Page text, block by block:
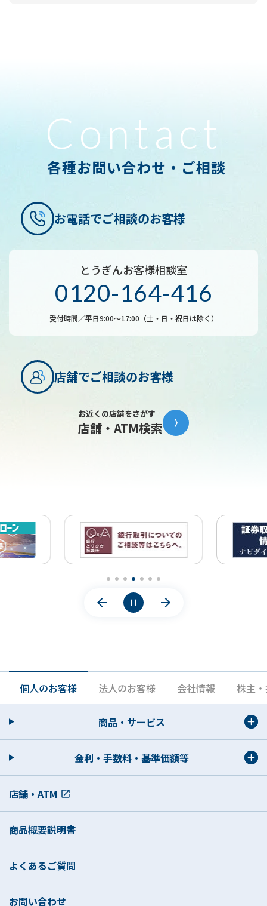
一部について委託された場合等において、委
託された当該業務を適切に遂行するため
お客さまとの契約や法令等に基づく権利の行
使や業務の履行のため
実施等による金融商品やサービスの研究や開
ダイレクトメールの発送等、金融商品やサー
ビスに関する各種ご提案のため
お客さまに対し、お取引内容、お預り残高な
どの報告を行うため
に履行するため
なお、特定の個人情報の利用目的が、法令等に基
づき限定されている場合には、当該利用目的以外
銀行法施行規則等により、人種、信条、門地、本籍
等、保健医療または犯罪経歴についての情報等の特別
の非公開情報は、適切な業務運営その他の必要と認め
られる目的以外の目的に利用・第三者提供いたしませ
私（共）は、本契約に係る情報を含む私（共）に
じ。）が本契約および他の与信取引等の継続的な
取引に関する判断および与信後の管理のために当
保有することに同意し、また私（共）の委託を受
けた保証人である信用保証協会・信用保証会社・
保険会社等、ローン提携の保険会社・勤務先・提
携会社等、連帯保証人等（以下「保証会社」とい
う。）における本契約の受付、資格確認、保証の
審査、保証の決定、保証取引の継続的な管理、加
盟する個人信用情報機関への提供、法令等や契約
Contact
各種お問い合わせ・ご相談
お電話でご相談のお客様
とうぎんお客様相談室
0120-164-416
受付時間／平日9:00～17:00（土・日・祝日は除く）
店舗でご相談のお客様
お近くの店舗をさがす
店舗・ATM検索
個人のお客様 法人のお客様 会社情報 株主
商品・サービス
金利・手数料・基準価額等
店舗・ATM
商品概要説明書
よくあるご質問
お問い合わせ